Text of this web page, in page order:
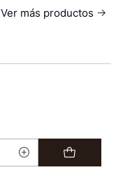
Ver más productos